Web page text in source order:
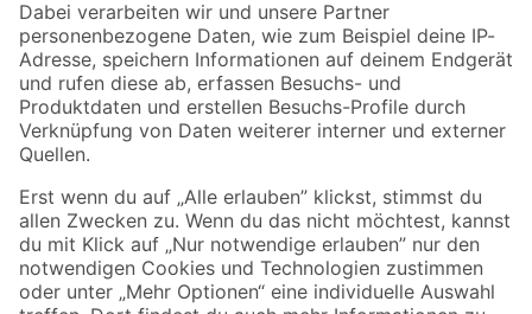
Zahlungsarten Versandarten
Sicher einkaufen
Jetzt die toom-App herunterladen